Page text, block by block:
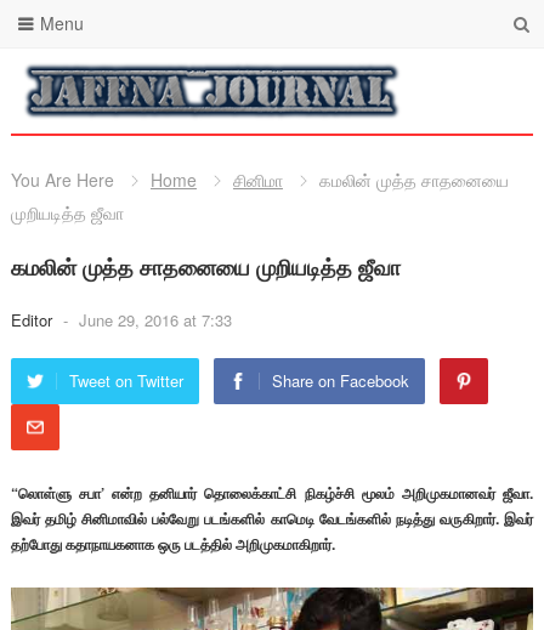
Menu
You Are Here Home சினிமா
கமலின் முத்த சாதனையை
முறியடித்த ஜீவா
கமலின் முத்த சாதனையை முறியடித்த ஜீவா
Editor - June 29, 2016 at 7:33
Tweet on Twitter Share on Facebook
“லொள்ளு சபா’ என்ற தனியார் தொலைக்காட்சி நிகழ்ச்சி மூலம் அறிமுகமானவர் ஜீவா.
இவர் தமிழ் சினிமாவில் பல்வேறு படங்களில் காமெடி வேடங்களில் நடித்து வருகிறார். இவர்
தற்போது கதாநாயகனாக ஒரு படத்தில் அறிமுகமாகிறார்.